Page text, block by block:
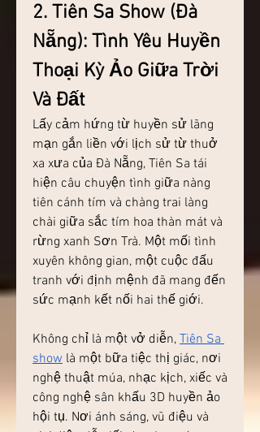
2. Tiên Sa Show (Đà
Nẵng): Tình Yêu Huyền
Thoại Kỳ Ảo Giữa Trời
Và Đất
Lấy cảm hứng từ huyền sử lãng
mạn gắn liền với lịch sử từ thuở
xa xưa của Đà Nẵng, Tiên Sa tái
hiện câu chuyện tình giữa nàng
tiên cánh tím và chàng trai làng
chài giữa sắc tím hoa thàn mát và
rừng xanh Sơn Trà. Một mối tình
xuyên không gian, một cuộc đấu
tranh với định mệnh đã mang đến
sức mạnh kết nối hai thế giới.
Không chỉ là một vở diễn, Tiên Sa
show là một bữa tiệc thị giác, nơi
nghệ thuật múa, nhạc kịch, xiếc và
công nghệ sân khấu 3D huyền ảo
hội tụ. Nơi ánh sáng, vũ điệu và